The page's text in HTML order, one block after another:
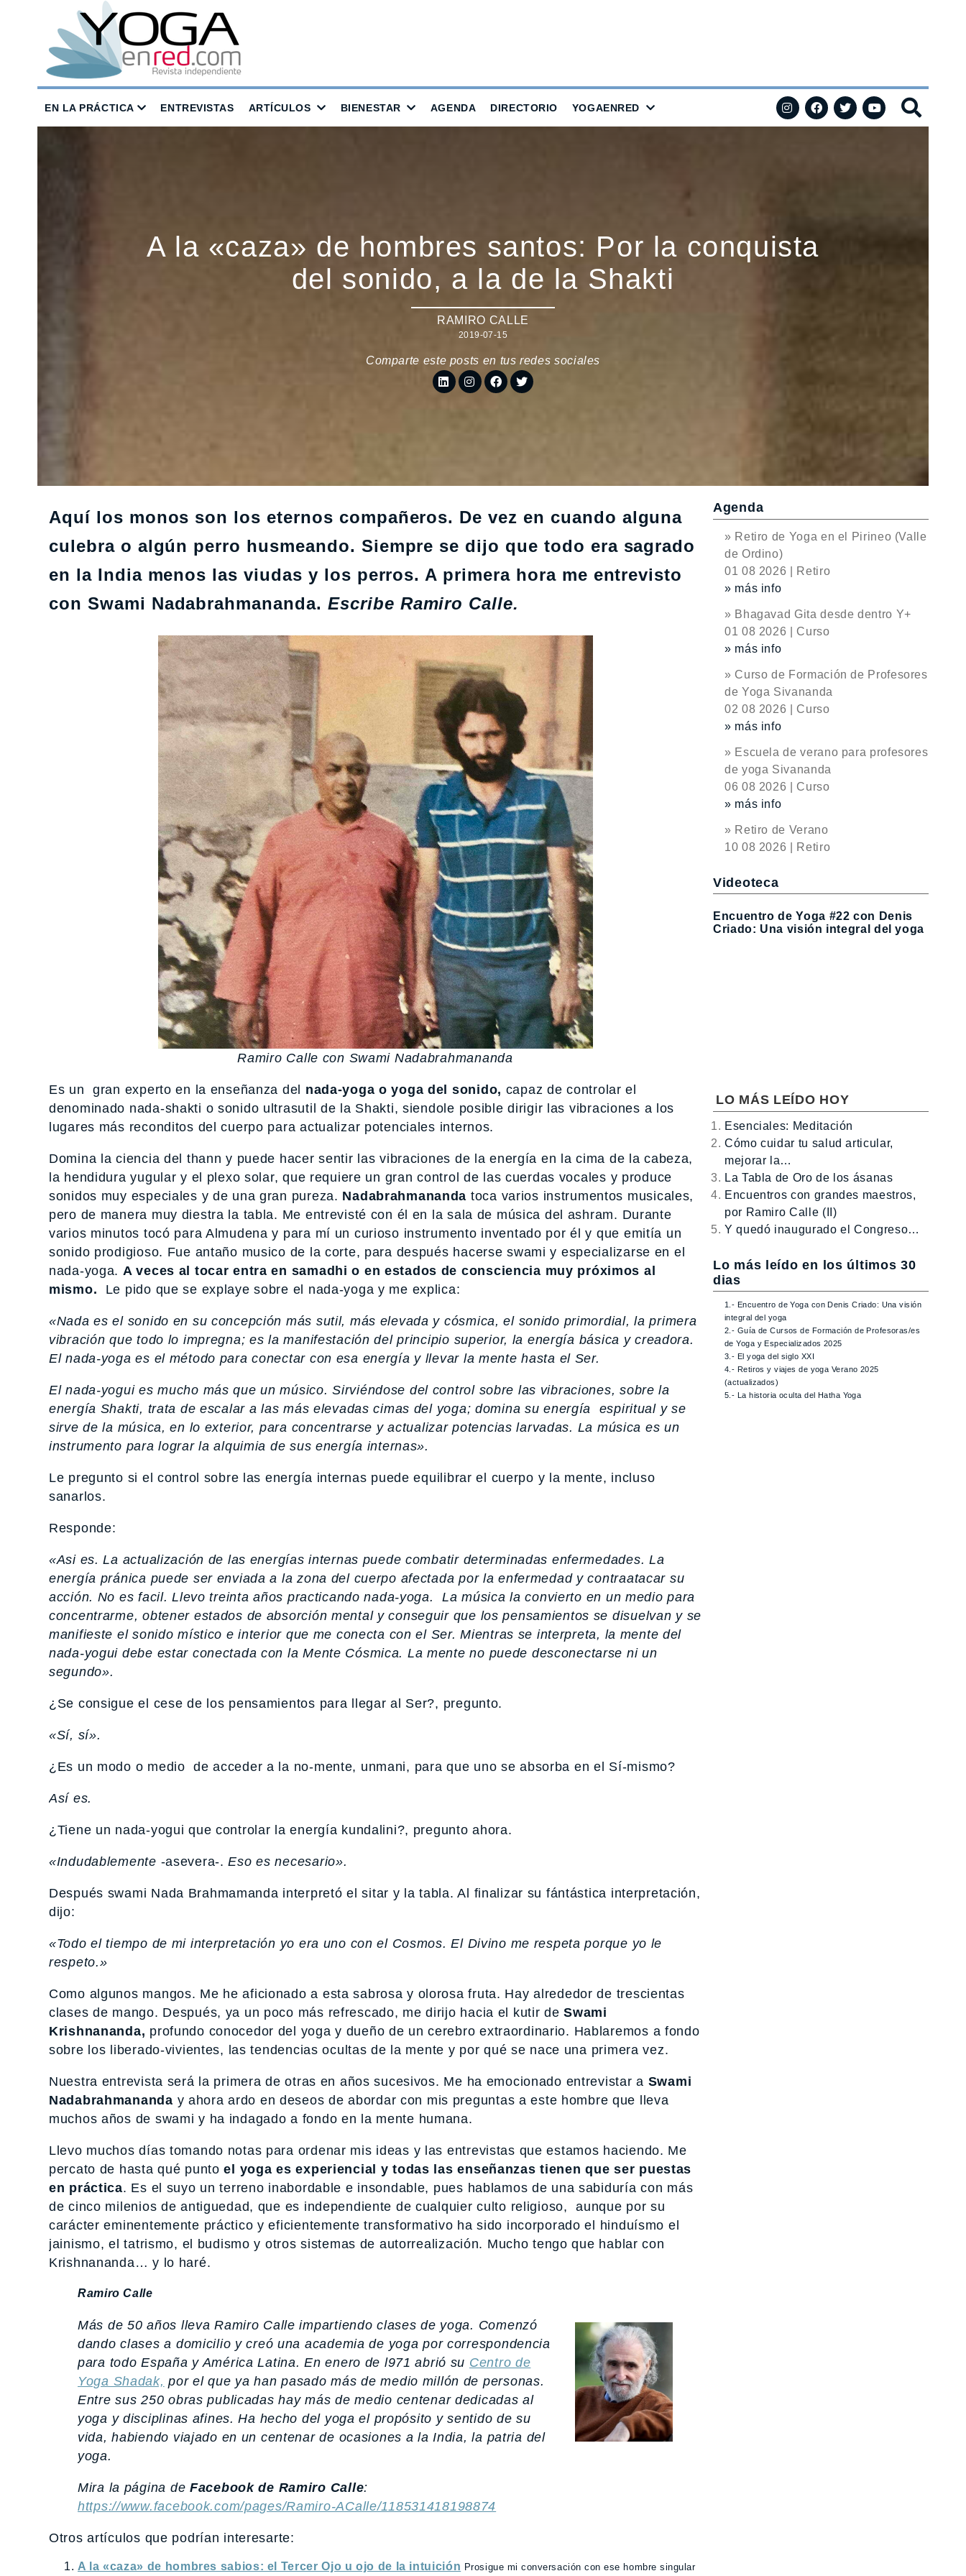
EN LA PRÁCTICA ENTREVISTAS ARTÍCULOS BIENESTAR AGENDA DIRECTORIO YOGAENRED
A la «caza» de hombres santos: Por la conquista
del sonido, a la de la Shakti
RAMIRO CALLE
2019-07-15
Comparte este posts en tus redes sociales
Aquí los monos son los eternos compañeros. De vez en cuando alguna
culebra o algún perro husmeando. Siempre se dijo que todo era sagrado
en la India menos las viudas y los perros. A primera hora me entrevisto
con Swami Nadabrahmananda. Escribe Ramiro Calle.
Ramiro Calle con Swami Nadabrahmananda
Es un gran experto en la enseñanza del nada-yoga o yoga del sonido, capaz de controlar el
denominado nada-shakti o sonido ultrasutil de la Shakti, siendole posible dirigir las vibraciones a los
lugares más reconditos del cuerpo para actualizar potenciales internos.
Domina la ciencia del thann y puede hacer sentir las vibraciones de la energía en la cima de la cabeza,
la hendidura yugular y el plexo solar, que requiere un gran control de las cuerdas vocales y produce
sonidos muy especiales y de una gran pureza. Nadabrahmananda toca varios instrumentos musicales,
pero de manera muy diestra la tabla. Me entrevisté con él en la sala de música del ashram. Durante
varios minutos tocó para Almudena y para mí un curioso instrumento inventado por él y que emitía un
sonido prodigioso. Fue antaño musico de la corte, para después hacerse swami y especializarse en el
nada-yoga. A veces al tocar entra en samadhi o en estados de consciencia muy próximos al
mismo.
Le pido que se explaye sobre el nada-yoga y me explica:
«Nada es el sonido en su concepción más sutil, más elevada y cósmica, el sonido primordial, la primera
vibración que todo lo impregna; es la manifestación del principio superior, la energía básica y creadora.
El nada-yoga es el método para conectar con esa energía y llevar la mente hasta el Ser.
El nada-yogui es mucho más que un músico. Sirviéndose del control sobre las vibraciones, sobre la
energía Shakti, trata de escalar a las más elevadas cimas del yoga; domina su energía espiritual y se
sirve de la música, en lo exterior, para concentrarse y actualizar potencias larvadas. La música es un
instrumento para lograr la alquimia de sus energía internas».
Le pregunto si el control sobre las energía internas puede equilibrar el cuerpo y la mente, incluso
sanarlos.
Responde:
«Asi es. La actualización de las energías internas puede combatir determinadas enfermedades. La
energía pránica puede ser enviada a la zona del cuerpo afectada por la enfermedad y contraatacar su
acción. No es facil. Llevo treinta años practicando nada-yoga. La música la convierto en un medio para
concentrarme, obtener estados de absorción mental y conseguir que los pensamientos se disuelvan y se
manifieste el sonido místico e interior que me conecta con el Ser. Mientras se interpreta, la mente del
nada-yogui debe estar conectada con la Mente Cósmica. La mente no puede desconectarse ni un
segundo».
¿Se consigue el cese de los pensamientos para llegar al Ser?, pregunto.
«Sí, sí».
¿Es un modo o medio de acceder a la no-mente, unmani, para que uno se absorba en el Sí-mismo?
Así es.
¿Tiene un nada-yogui que controlar la energía kundalini?, pregunto ahora.
«Indudablemente -asevera-.Eso es necesario».
Después swami Nada Brahmamanda interpretó el sitar y la tabla. Al finalizar su fántástica interpretación,
dijo:
«Todo el tiempo de mi interpretación yo era uno con el Cosmos. El Divino me respeta porque yo le
respeto.»
Como algunos mangos. Me he aficionado a esta sabrosa y olorosa fruta. Hay alrededor de trescientas
clases de mango. Después, ya un poco más refrescado, me dirijo hacia el kutir deSwami
Krishnananda, profundo conocedor del yoga y dueño de un cerebro extraordinario. Hablaremos a fondo
sobre los liberado-vivientes, las tendencias ocultas de la mente y por qué se nace una primera vez.
Nuestra entrevista será la primera de otras en años sucesivos. Me ha emocionado entrevistar a Swami
Nadabrahmananda y ahora ardo en deseos de abordar con mis preguntas a este hombre que lleva
muchos años de swami y ha indagado a fondo en la mente humana.
Llevo muchos días tomando notas para ordenar mis ideas y las entrevistas que estamos haciendo. Me
percato de hasta qué puntoel yoga es experiencial y todas las enseñanzas tienen que ser puestas
en práctica. Es el suyo un terreno inabordable e insondable, pues hablamos de una sabiduría con más
de cinco milenios de antiguedad, que es independiente de cualquier culto religioso, aunque por su
carácter eminentemente práctico y eficientemente transformativo ha sido incorporado el hinduísmo el
jainismo, el tatrismo, el budismo y otros sistemas de autorrealización. Mucho tengo que hablar con
Krishnananda… y lo haré.
Ramiro Calle
Más de 50 años lleva Ramiro Calle impartiendo clases de yoga. Comenzó
dando clases a domicilio y creó una academia de yoga por correspondencia
para todo España y América Latina. En enero de l971 abrió su Centro de
Yoga Shadak, por el que ya han pasado más de medio millón de personas.
Entre sus 250 obras publicadas hay más de medio centenar dedicadas al
yoga y disciplinas afines. Ha hecho del yoga el propósito y sentido de su
vida, habiendo viajado en un centenar de ocasiones a la India, la patria del
yoga.
Mira la página de Facebook de Ramiro Calle:
https://www.facebook.com/pages/Ramiro-ACalle/118531418198874
Otros artículos que podrían interesarte:
A la «caza» de hombres sabios: el Tercer Ojo u ojo de la intuición Prosigue mi conversación con ese hombre singular
Agenda
» Retiro de Yoga en el Pirineo (Valle
de Ordino)
01 08 2026 | Retiro
» más info
» Bhagavad Gita desde dentro Y+
01 08 2026 | Curso
» más info
» Curso de Formación de Profesores
de Yoga Sivananda
02 08 2026 | Curso
» más info
» Escuela de verano para profesores
de yoga Sivananda
06 08 2026 | Curso
» más info
» Retiro de Verano
10 08 2026 | Retiro
Videoteca
Encuentro de Yoga #22 con Denis
Criado: Una visión integral del yoga
LO MÁS LEÍDO HOY
Esenciales: Meditación
Cómo cuidar tu salud articular,
mejorar la…
La Tabla de Oro de los ásanas
Encuentros con grandes maestros,
por Ramiro Calle (II)
Y quedó inaugurado el Congreso…
Lo más leído en los últimos 30
dias
1.- Encuentro de Yoga con Denis Criado: Una visión
integral del yoga
2.- Guía de Cursos de Formación de Profesoras/es
de Yoga y Especializados 2025
3.- El yoga del siglo XXI
4.- Retiros y viajes de yoga Verano 2025
(actualizados)
5.- La historia oculta del Hatha Yoga